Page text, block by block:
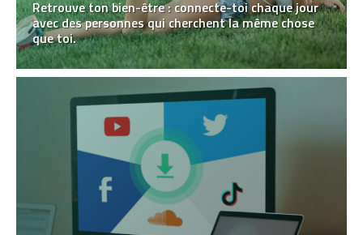
Retrouve ton bien-être : connecte-toi chaque jour
avec des personnes qui cherchent la même chose
que toi.